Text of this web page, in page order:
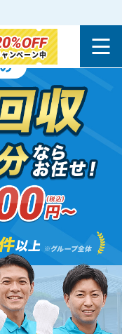
OFF
ンペーン中